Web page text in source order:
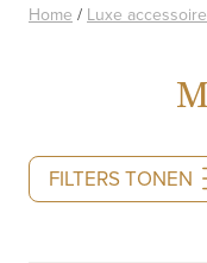
Home / Luxe
FILTERS TONEN